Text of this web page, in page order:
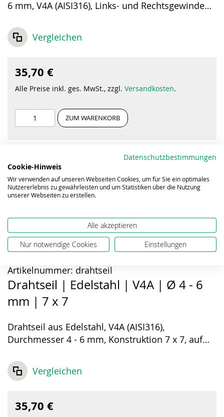
6 mm, V4A (AISI316), Links- und Rechtsgewinde
Vergleichen
35,70 €
Alle Preise inkl. ges. MwSt., zzgl. Versandkosten.
ZUM WARENKORB
Artikelnummer: drahtseil
Drahtseil | Edelstahl | V4A | Ø 4 - 6
mm | 7 x 7
Drahtseil aus Edelstahl, V4A (AISI316),
Durchmesser 4 - 6 mm, Konstruktion 7 x 7, auf
Vergleichen
35,70 €
Datenschutzbestimmungen
Cookie-Hinweis
Wir verwenden auf unseren Webseiten Cookies, um für Sie ein optimales
Nutzererlebnis zu gewährleisten und um Statistiken über die Nutzung
unserer Webseiten zu erstellen.
Alle akzeptieren
Nur notwendige Cookies Einstellungen